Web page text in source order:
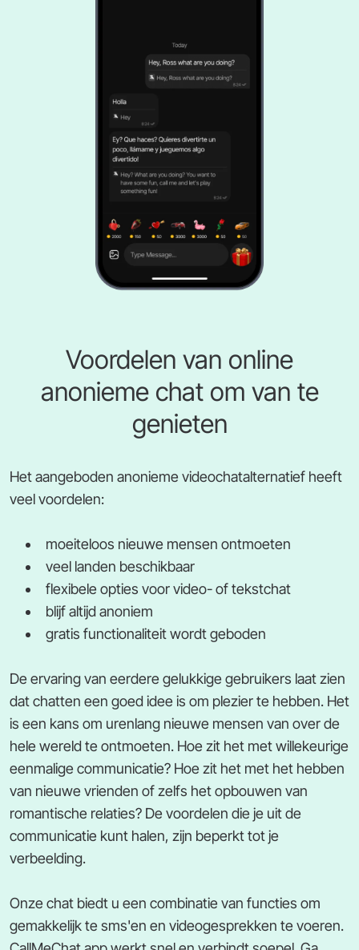
Voordelen van online
anonieme chat om van te
genieten
Het aangeboden anonieme videochatalternatief heeft
veel voordelen:
moeiteloos nieuwe mensen ontmoeten
veel landen beschikbaar
flexibele opties voor video- of tekstchat
blijf altijd anoniem
gratis functionaliteit wordt geboden
De ervaring van eerdere gelukkige gebruikers laat zien
dat chatten een goed idee is om plezier te hebben. Het
is een kans om urenlang nieuwe mensen van over de
hele wereld te ontmoeten. Hoe zit het met willekeurige
eenmalige communicatie? Hoe zit het met het hebben
van nieuwe vrienden of zelfs het opbouwen van
romantische relaties? De voordelen die je uit de
communicatie kunt halen, zijn beperkt tot je
verbeelding.
Onze chat biedt u een combinatie van functies om
gemakkelijk te sms'en en videogesprekken te voeren.